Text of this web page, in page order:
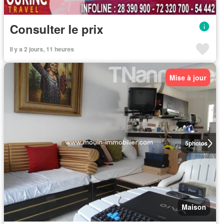
Consulter le prix
Il y a 2 jours, 11 heures
5photos
Mise à jour
Maison